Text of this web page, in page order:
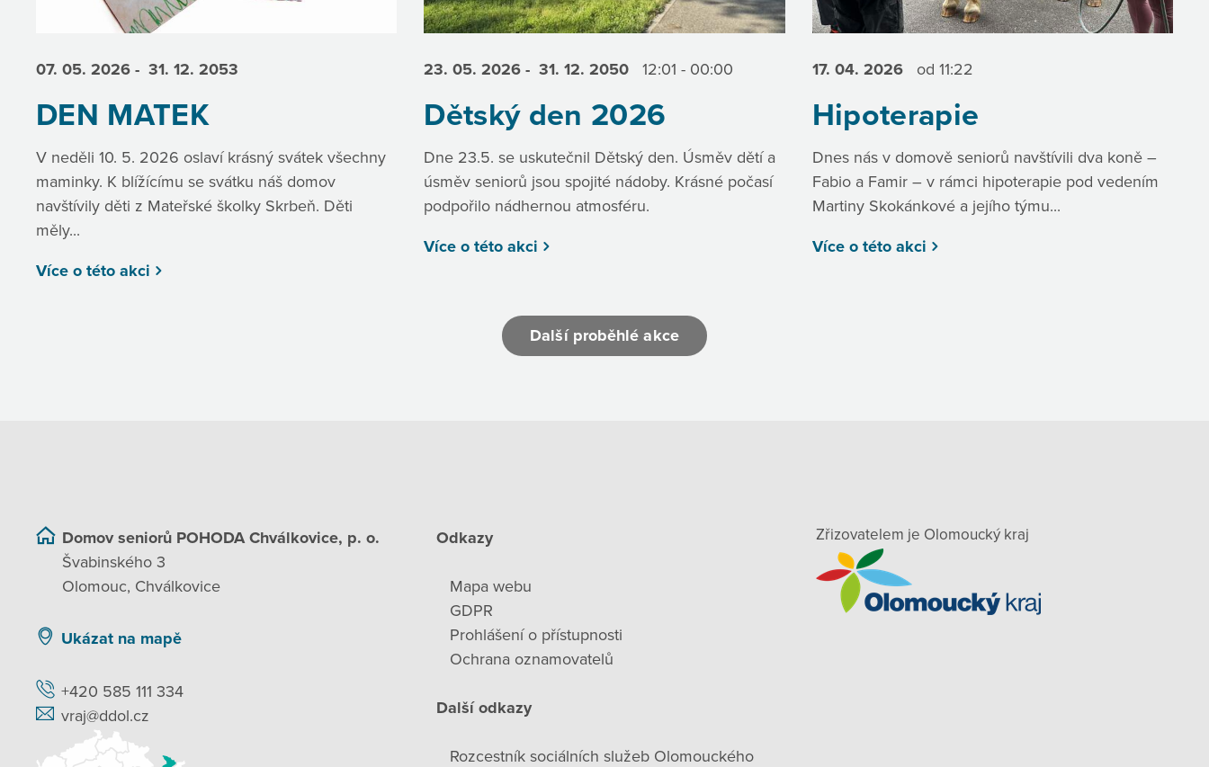
07. 05. 2026 - 31. 12. 2053
DEN MATEK
V neděli 10. 5. 2026 oslaví krásný svátek všechny
maminky. K blížícímu se svátku náš domov
navštívily děti z Mateřské školky Skrbeň. Děti
měly...
Více o této akci
23. 05.2026 - 31. 12.2050 12:01 - 00:00
Dětský den 2026
Dne 23.5. se uskutečnil Dětský den. Úsměv dětí a
úsměv seniorů jsou spojité nádoby. Krásné počasí
podpořilo nádhernou atmosféru.
Více o této akci
17. 04. 2026 od 11:22
Hipoterapie
Dnes nás v domově seniorů navštívili dva koně –
Fabio a Famir – v rámci hipoterapie pod vedením
Martiny Skokánkové a jejího týmu...
Více o této akci
Další proběhlé akce
Domov seniorů POHODA Chválkovice, p. o.
Švabinského 3
Olomouc, Chválkovice
Ukázat na mapě
+420 585 111 334
vraj@ddol.cz
Odkazy
Mapa webu
GDPR
Prohlášení o přístupnosti
Ochrana oznamovatelů
Další odkazy
Rozcestník sociálních služeb Olomouckého
Zřizovatelem je Olomoucký kraj